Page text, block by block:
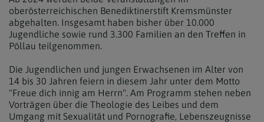
oberösterreichischen Benediktinerstift Kremsmünster
abgehalten. Insgesamt haben bisher über 10.000
Jugendliche sowie rund 3.300 Familien an den Treffen in
Pöllau teilgenommen.
Die Jugendlichen und jungen Erwachsenen im Alter von
14 bis 30 Jahren feiern in diesem Jahr unter dem Motto
"Freue dich innig am Herrn". Am Programm stehen neben
Vorträgen über die Theologie des Leibes und dem
Umgang mit Sexualität und Pornografie, Lebenszeugnisse